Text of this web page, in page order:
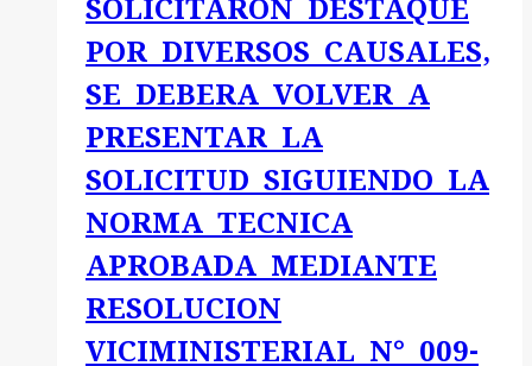
SOLICITARON DESTAQUE
POR DIVERSOS CAUSALES,
SE DEBERA VOLVER A
PRESENTAR LA
SOLICITUD SIGUIENDO LA
NORMA TECNICA
APROBADA MEDIANTE
RESOLUCION
VICIMINISTERIAL N° 009-